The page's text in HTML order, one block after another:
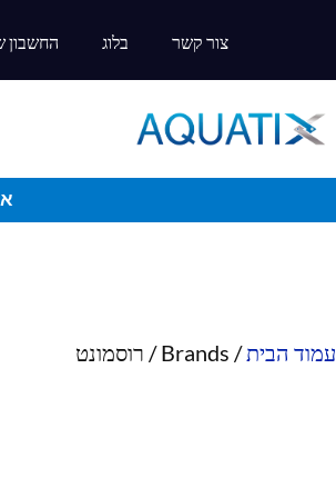
צור קשר בלוג החשבון
עמוד הבית/ Brands / רוסמונט